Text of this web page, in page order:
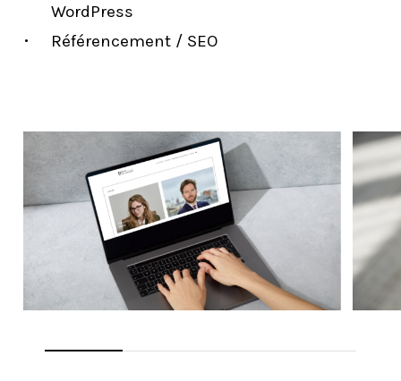
WordPress
Référencement / SEO